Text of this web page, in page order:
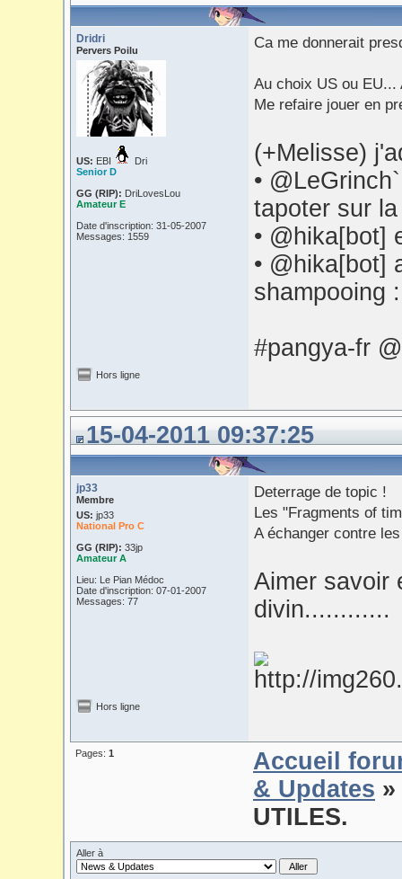
Dridri
Pervers Poilu
US: EBI
Dri
Senior D
GG (RIP): DriLovesLou
Amateur E
Date d'inscription: 31-05-2007
Messages: 1559
Ca me donnerait
Au choix US ou EU...
Me refaire jouer en
(+Melisse)
•
tapoter sur
• @hika[bot]
• @hika[bot]
shampooing
#pangya-fr
Hors ligne
15-04-2011 09:37:25
jp33
Membre
US: jp33
National Pro C
GG (RIP): 33jp
Amateur A
Lieu: Le Pian Médoc
Date d'inscription: 07-01-2007
Messages: 77
Deterrage de topic !
Les "Fragments of
A échanger contre
Aimer savoir
divin............
Hors ligne
Pages: 1
Accueil
& Updates
UTILES.
Aller à